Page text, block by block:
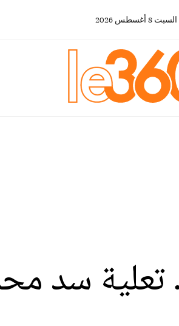
السبت 8 أغسطس 2026
سد